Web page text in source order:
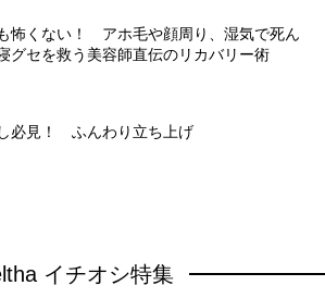
怖くない！ アホ毛や顔周り、湿気で死ん
グセを救う美容師直伝のリカバリー術
必見！ ふんわり立ち上げ
イチオシ特集